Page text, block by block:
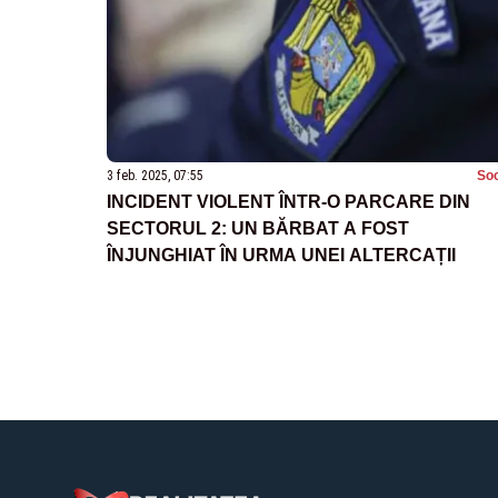
3 feb. 2025, 07:55
INCIDENT VIOLENT ÎNTR-O PARCARE DIN
SECTORUL 2: UN BĂRBAT A FOST
ÎNJUNGHIAT ÎN URMA UNEI ALTERCAȚII